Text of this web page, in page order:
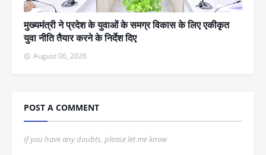
मुख्यमंत्री ने प्रदेश के युवाओं के समग्र विकास के लिए एकीकृत
युवा नीति तैयार करने के निर्देश दिए
August 06, 2026
POST A COMMENT
If you have any doubts, please let me know